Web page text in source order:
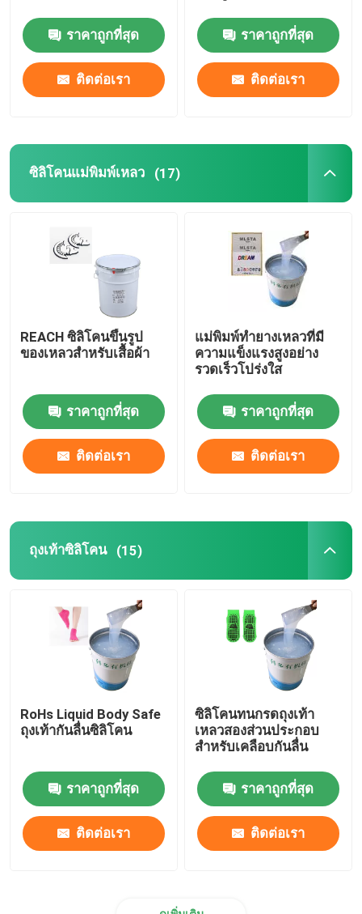
ขอใบเสนอราคา
หมึกยางซิลิโคน
หมึกซิลิโคนลายนูน
ซิลิโคนแม่พิมพ์เหลว
ถุงเท้าซิลิโคน
หมึกพิมพ์ถ่ายเทความร้อน
ซิลิโคนด้าน
ยางซิลิโคนนำไฟฟ้า
เม็ดสียางซิลิโคน
ตัวเร่งปฏิกิริยายางซิลิโคน
ซิลิโคนกันลื่น
ราคาถูกที่สุด
ติดต่อเรา
ราคาถูกที่สุด
ติดต่อเรา
ซิลิโคนแม่พิมพ์เหลว (17)
REACH ซิลิโคนขึ้นรูป
ของเหลวสำหรับเสื้อผ้า
ราคาถูกที่สุด
ติดต่อเรา
แม่พิมพ์ทำยางเหลวที่มี
ความแข็งแรงสูงอย่าง
รวดเร็วโปร่งใส
ราคาถูกที่สุด
ติดต่อเรา
ถุงเท้าซิลิโคน (15)
RoHs Liquid Body Safe
ถุงเท้ากันลื่นซิลิโคน
ราคาถูกที่สุด
ติดต่อเรา
ซิลิโคนทนกรดถุงเท้า
เหลวสองส่วนประกอบ
สำหรับเคลือบกันลื่น
ราคาถูกที่สุด
ติดต่อเรา